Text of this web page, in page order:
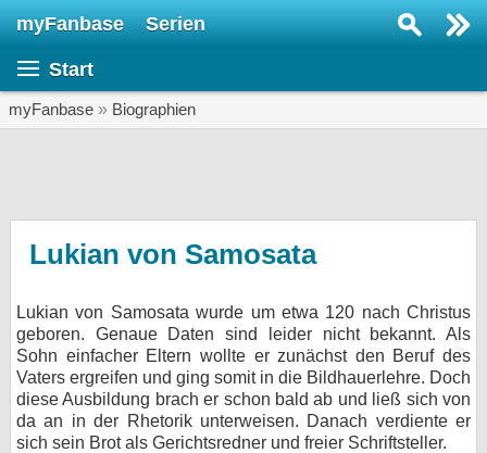
myFanbase Serien
Start
myFanbase » Biographien
Lukian von Samosata
Lukian von Samosata wurde um etwa 120 nach Christus
geboren. Genaue Daten sind leider nicht bekannt. Als
Sohn einfacher Eltern wollte er zunächst den Beruf des
Vaters ergreifen und ging somit in die Bildhauerlehre. Doch
diese Ausbildung brach er schon bald ab und ließ sich von
da an in der Rhetorik unterweisen. Danach verdiente er
sich sein Brot als Gerichtsredner und freier Schriftsteller.
KULTUR
Specials
SERVICE
Gewinnspiele